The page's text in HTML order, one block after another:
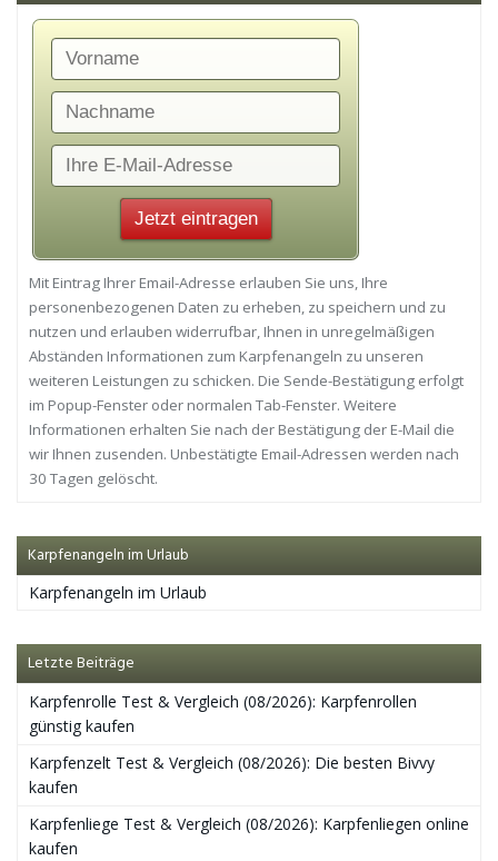
Mit Eintrag Ihrer Email-Adresse erlauben Sie uns, Ihre
personenbezogenen Daten zu erheben, zu speichern und zu
nutzen und erlauben widerrufbar, Ihnen in unregelmäßigen
Abständen Informationen zum Karpfenangeln zu unseren
weiteren Leistungen zu schicken. Die Sende-Bestätigung erfolgt
im Popup-Fenster oder normalen Tab-Fenster. Weitere
Informationen erhalten Sie nach der Bestätigung der E-Mail die
wir Ihnen zusenden. Unbestätigte Email-Adressen werden nach
30 Tagen gelöscht.
Karpfenangeln im Urlaub
Karpfenangeln im Urlaub
Letzte Beiträge
Karpfenrolle Test & Vergleich (08/2026): Karpfenrollen
günstig kaufen
Karpfenzelt Test & Vergleich (08/2026): Die besten Bivvy
kaufen
Karpfenliege Test & Vergleich (08/2026): Karpfenliegen online
kaufen